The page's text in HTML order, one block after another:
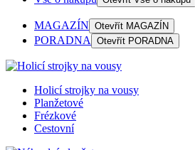
MAGAZÍN Otevřít MAGAZÍN
PORADNA Otevřít PORADNA
Holicí strojky na vousy
Planžetové
Frézkové
Cestovní